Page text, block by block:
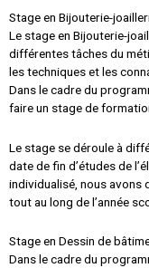
Stage en Bijouterie-
Le stage en Bijouterie-
différentes tâches du
les techniques et les
Dans le cadre du
faire un stage de
Le stage se déroule à
date de fin d’études de
individualisé, nous avons
tout au long de l’année
Stage en Dessin de
Dans le cadre du